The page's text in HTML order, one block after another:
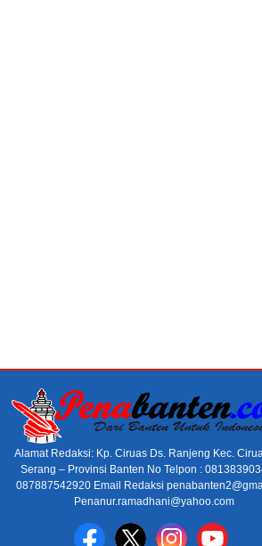
Alamat Redaksi: Kp. Ciruas Ds. Ranjeng Kec.
Serang – Provinsi Banten No Telpon :
087887542920 Email Redaksi
Penanur.ramadhani@yahoo.com